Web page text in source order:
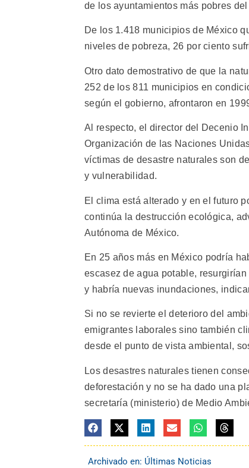
de los ayuntamientos más pobres del
De los 1.418 municipios de México
niveles de pobreza, 26 por ciento
Otro dato demostrativo de que la
252 de los 811 municipios en
según el gobierno, afrontaron en
Al respecto, el director del Decenio
Organización de las Naciones
víctimas de desastre naturales son
y vulnerabilidad.
El clima está alterado y en el futuro
continúa la destrucción ecológica,
Autónoma de México.
En 25 años más en México podría
escasez de agua potable,
y habría nuevas inundaciones,
Si no se revierte el deterioro del
emigrantes laborales sino también
desde el punto de vista ambiental,
Los desastres naturales tienen
deforestación y no se ha dado una
secretaría (ministerio) de Medio
Archivado en: Últimas Noticias